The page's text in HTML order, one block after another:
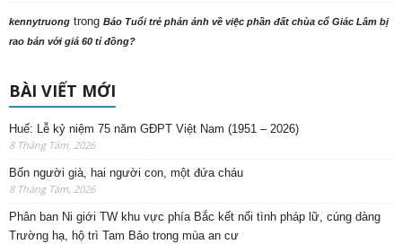
kennytruong trong Báo Tuổi trẻ phản ảnh về việc phần đất chùa cổ Giác Lâm bị
rao bán với giá 60 tỉ đồng?
BÀI VIẾT MỚI
Huế: Lễ kỷ niệm 75 năm GĐPT Việt Nam (1951 – 2026)
8 Tháng Tám, 2026
Bốn người già, hai người con, một đứa cháu
8 Tháng Tám, 2026
Phân ban Ni giới TW khu vực phía Bắc kết nối tình pháp lữ, cúng dàng
Trường hạ, hộ trì Tam Bảo trong mùa an cư